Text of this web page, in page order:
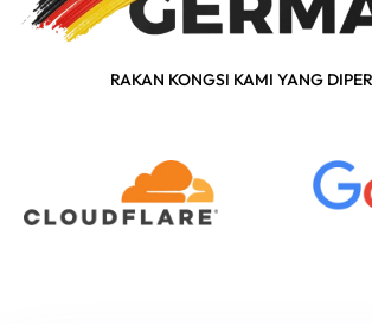
RAKAN KONGSI KAMI YANG